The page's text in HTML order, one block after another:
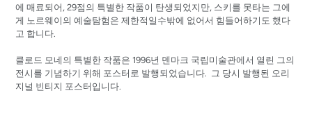
에 매료되어, 29점의 특별한 작품이 탄생되었지만, 스키를 못타는 그에
게 노르웨이의 예술탐험은 제한적일수밖에 없어서 힘들어하기도 했다
고 합니다.
클로드 모네의 특별한 작품은 1996년 덴마크 국립미술관에서 열린 그의
전시를 기념하기 위해 포스터로 발행되었습니다. 그 당시 발행된 오리
지널 빈티지 포스터입니다.